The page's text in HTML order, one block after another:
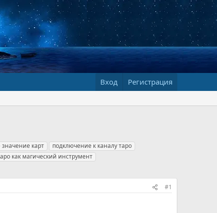
Вход Регистрация
значение карт
подключение к каналу таро
как магический инструмент
#1